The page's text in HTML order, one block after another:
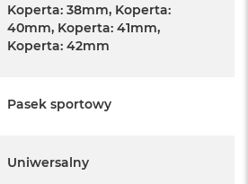
Koperta: 38mm, Koperta:
40mm, Koperta: 41mm,
Koperta: 42mm
Pasek sportowy
Uniwersalny